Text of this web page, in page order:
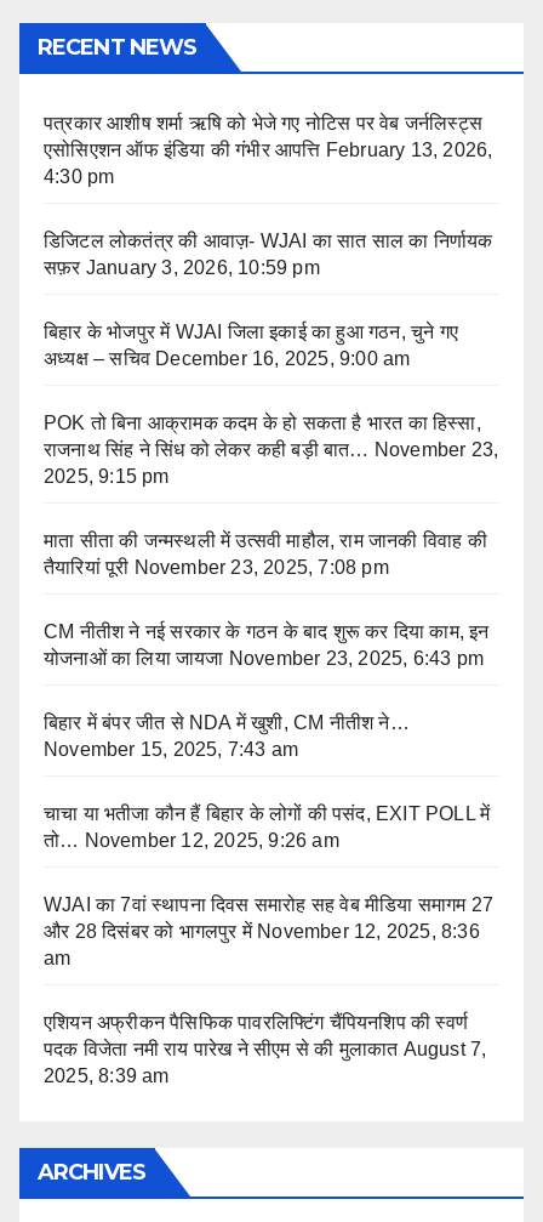
RECENT NEWS
पत्रकार आशीष शर्मा ऋषि को भेजे गए नोटिस पर वेब जर्नलिस्ट्स
एसोसिएशन ऑफ इंडिया की गंभीर आपत्ति February 13, 2026,
4:30 pm
डिजिटल लोकतंत्र की आवाज़- WJAI का सात साल का निर्णायक
सफ़र January 3, 2026, 10:59 pm
बिहार के भोजपुर में WJAI जिला इकाई का हुआ गठन, चुने गए
अध्यक्ष – सचिव December 16, 2025, 9:00 am
POK तो बिना आक्रामक कदम के हो सकता है भारत का हिस्सा,
राजनाथ सिंह ने सिंध को लेकर कही बड़ी बात… November 23,
2025, 9:15 pm
माता सीता की जन्मस्थली में उत्सवी माहौल, राम जानकी विवाह की
तैयारियां पूरी November 23, 2025, 7:08 pm
CM नीतीश ने नई सरकार के गठन के बाद शुरू कर दिया काम, इन
योजनाओं का लिया जायजा November 23, 2025, 6:43 pm
बिहार में बंपर जीत से NDA में खुशी, CM नीतीश ने…
November 15, 2025, 7:43 am
चाचा या भतीजा कौन हैं बिहार के लोगों की पसंद, EXIT POLL में
तो… November 12, 2025, 9:26 am
WJAI का 7वां स्थापना दिवस समारोह सह वेब मीडिया समागम 27
और 28 दिसंबर को भागलपुर में November 12, 2025, 8:36
am
एशियन अफ्रीकन पैसिफिक पावरलिफ्टिंग चैंपियनशिप की स्वर्ण
पदक विजेता नमी राय पारेख ने सीएम से की मुलाकात August 7,
2025, 8:39 am
ARCHIVES